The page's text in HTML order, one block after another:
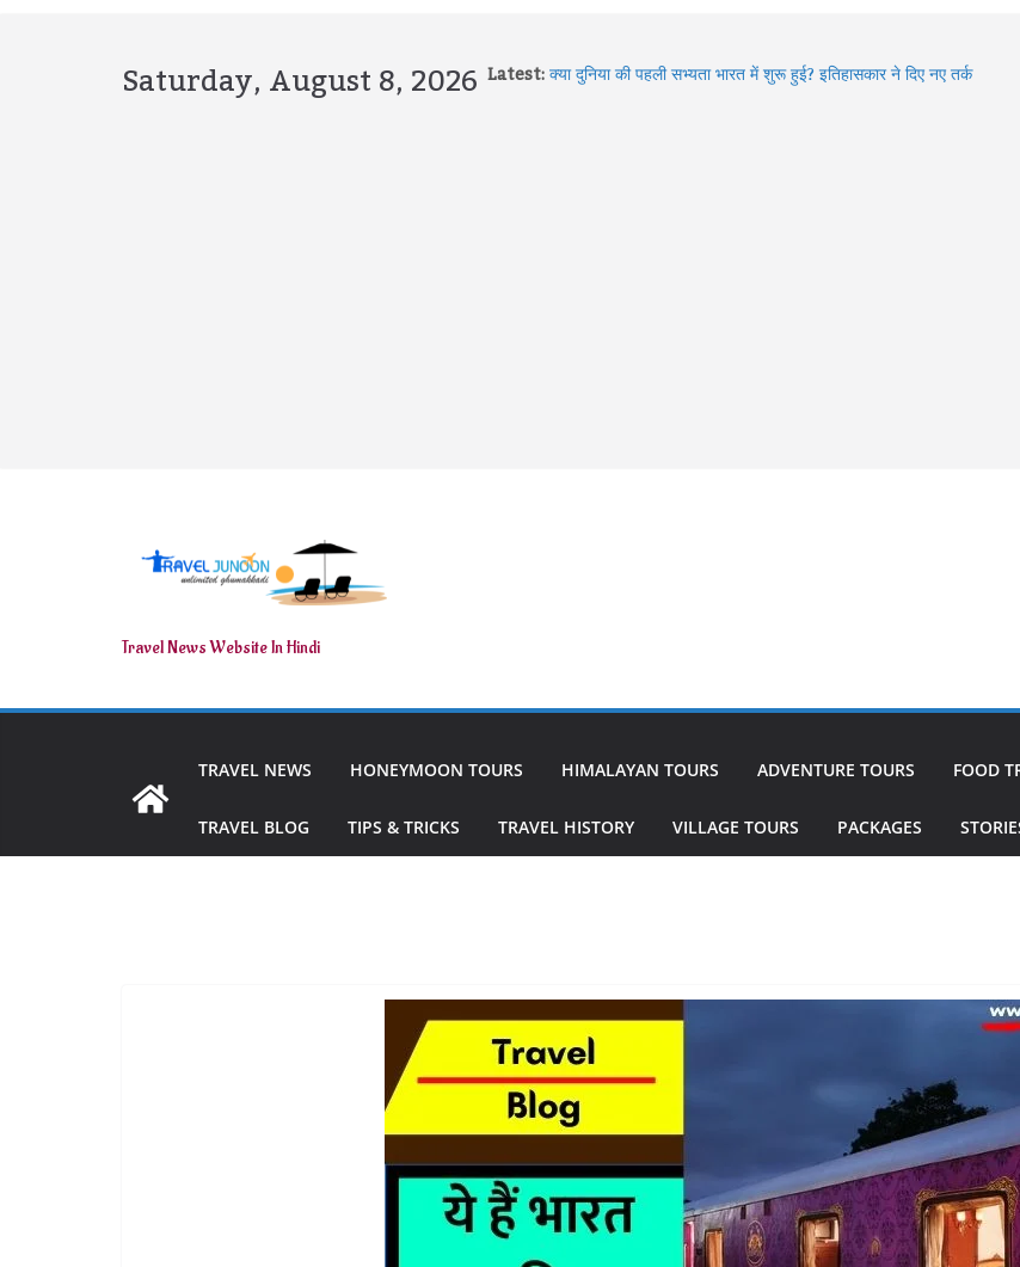
Saturday, August 8, 2026 Latest: क्या दुनिया की पहली सभ्यता भारत में शुरू हुई? इतिहासकार ने दिए नए तर्क
Travel News Website In Hindi
TRAVEL NEWS HONEYMOON TOURS HIMALAYAN TOURS ADVENTURE TOURS FOOD
TRAVEL BLOG TIPS & TRICKS TRAVEL HISTORY VILLAGE TOURS PACKAGES